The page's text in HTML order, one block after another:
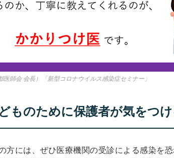
師会 会長）「新型コロナウイルス感染症セミナー」
ものために保護者が気をつ
方には、ぜひ医療機関の受診による感染を